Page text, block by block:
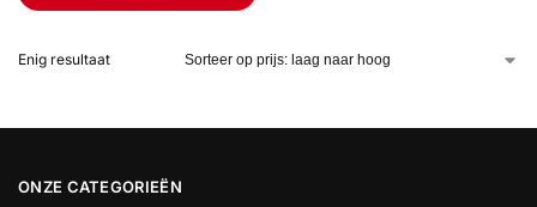
Enig resultaat
ONZE CATEGORIEËN